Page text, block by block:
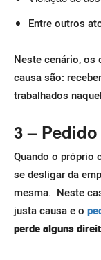
Entre outros
Neste cenário,
causa são:
trabalhados
3 –
Quando o próprio
se desligar da
mesma. Neste
justa causa e o
perde alguns